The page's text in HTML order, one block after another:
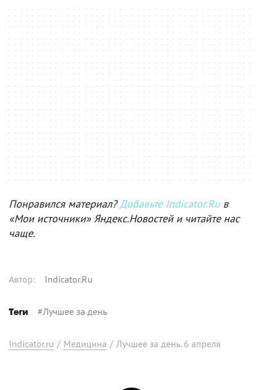
Понравился материал?Добавьте Indicator.Ruв
«Мои источники» Яндекс.Новостей и читайте нас
чаще.
Автор: Indicator.Ru
Теги #Лучшее за день
Indicator.ru / Медицина / Лучшее за день. 6 апреля